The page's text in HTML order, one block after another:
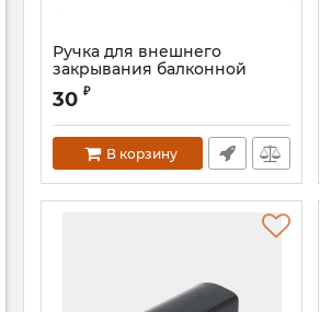
Ручка для внешнего
закрывания балконной
двери антрацит
30 ₽
В корзину